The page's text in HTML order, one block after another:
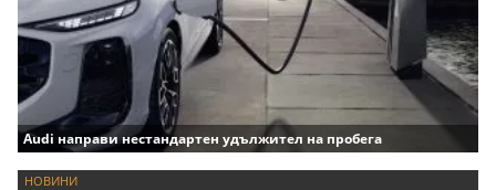
Audi направи нестандартен удължител на пробега
НОВИНИ